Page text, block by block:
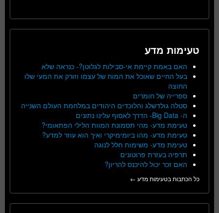
טעימות מדע
האם באמת קיימת אי-סבילות לגלוטן?- כנראה שלא
בעל החיים שאוכל את המוח של עצמו וזורק את המעי שלו
החוצה
ספרייה של חומרים
סטלה גולדשלג והלוכדים היהודים במלחמת העולם השנייה
ה- Big Data- הדרך לאסוף עלינו נתונים
טעימת מדע- מהי תסמונת המוות הלילי הפתאומי?
טעימת מדע- מהו ביומימיקרי ואיך הוא עוזר למדע?
טעימת מדע- משימות חלל לנוגה
תרפיה בעזרת פרוטונים
האם זכר יכול להיכנס להריון?
כל הכתבות בטעימות מדע ←